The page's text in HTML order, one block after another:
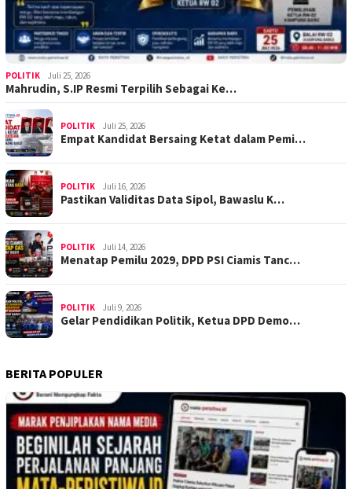
POLITIK Juli 25, 2026
Mahrudin, S.IP Resmi Terpilih Sebagai Ke…
POLITIK Juli 25, 2026
Empat Kandidat Bersaing Ketat dalam Pemi…
POLITIK Juli 16, 2026
Pastikan Validitas Data Sipol, Bawaslu K…
POLITIK Juli 14, 2026
Menatap Pemilu 2029, DPD PSI Ciamis Tanc…
POLITIK Juli 9, 2026
Gelar Pendidikan Politik, Ketua DPD Demo…
BERITA POPULER